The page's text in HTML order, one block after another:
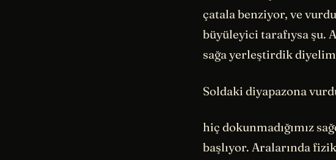
çatala benziyor, ve
büyüleyici tarafıysa şu.
sağa yerleştirdik
Soldaki diyapazona
hiç dokunmadığımız
başlıyor. Aralarında